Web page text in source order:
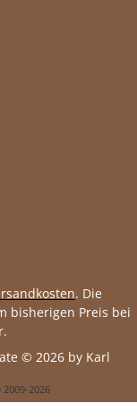
. Die
bisherigen Preis bei
© 2026 by Karl
2026